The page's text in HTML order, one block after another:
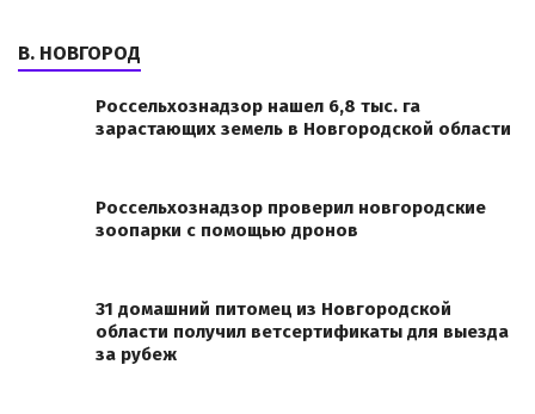
В. НОВГОРОД
Россельхознадзор нашел 6,8 тыс. га
зарастающих земель в Новгородской области
Россельхознадзор проверил новгородские
зоопарки с помощью дронов
31 домашний питомец из Новгородской
области получил ветсертификаты для выезда
за рубеж